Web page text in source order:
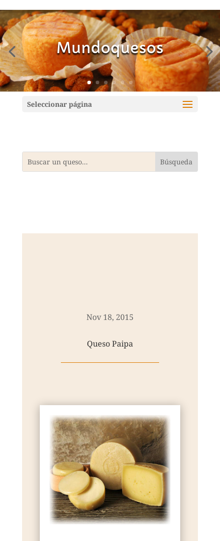
Mundoquesos
Seleccionar página
Nov 18, 2015
Queso Paipa